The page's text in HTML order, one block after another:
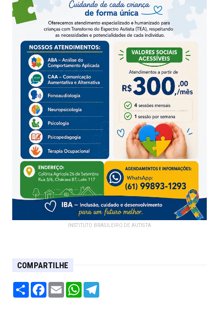
INSTITUTO BRASILEIRO DE AUTISTA
COMPARTILHE
Share Facebook
Email WhatsApp